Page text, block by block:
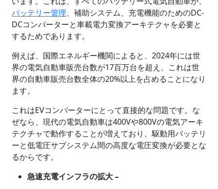
バッテリー管理、補助システム、充電機能のためのDC-
DCコンバーターと車載電力変換アーキテクャを必要と
するためであります。
例えば、国際エネルギー機関によると、2024年には世
界の電気自動車販売台数が17百万台を超え、これは世
界の自動車販売台数全体の20%以上を占めることになり
ます。
これはEVコンバーターにとって直接的な問題です。な
ぜなら、現代の電気自動車は400Vや800Vの電気アーキ
テクチャで動作することが増えており、駆動用バッテリ
ーと低電圧サブシステム間の高度な電圧変換が必要とな
るからです。
急速充電インフラの拡大 –